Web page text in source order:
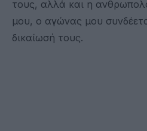
τους, αλλά και η
μου, ο αγώνας μου
δικαίωσή τους.